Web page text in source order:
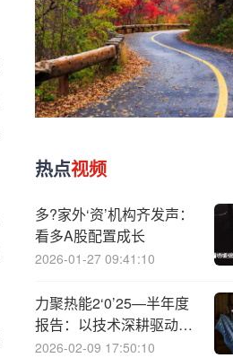
热点视频
多?家外‘资’机构齐发声：
看多A股配置成长
2026-01-27 09:41:10
力聚热能2‘0’25—半年度
报告：以技术深耕驱动发
展，夯实锅炉行业地位
2026-02-09 17:50:10